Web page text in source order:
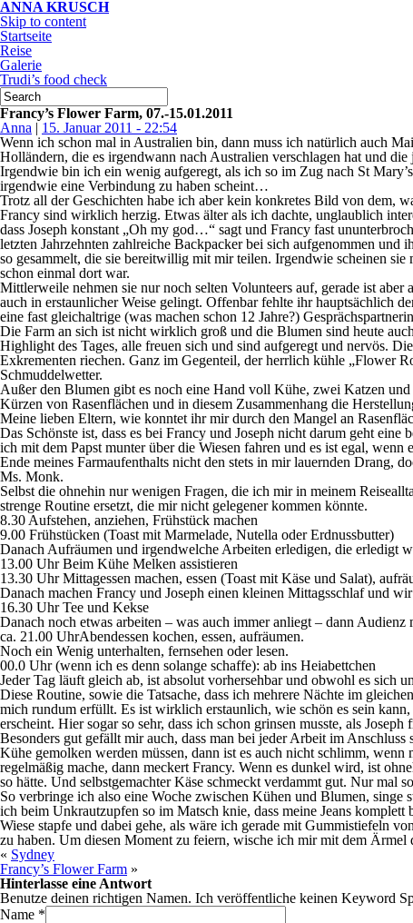
ANNA KRUSCH
Skip to content
Startseite
Reise
Galerie
Trudi’s food check
Francy’s Flower Farm, 07.-15.01.2011
Anna | 15. Januar 2011 - 22:54
Wenn ich schon mal in Australien bin, dann muss ich natürlich auch
Holländern, die es irgendwann nach Australien verschlagen hat und
Irgendwie bin ich ein wenig aufgeregt, als ich so im Zug nach St
irgendwie eine Verbindung zu haben scheint…
Trotz all der Geschichten habe ich aber kein konkretes Bild von dem,
Francy sind wirklich herzig. Etwas älter als ich dachte, unglaublich
dass Joseph konstant „Oh my god…“ sagt und Francy fast
letzten Jahrzehnten zahlreiche Backpacker bei sich aufgenommen
so gesammelt, die sie bereitwillig mit mir teilen. Irgendwie scheinen
schon einmal dort war.
Mittlerweile nehmen sie nur noch selten Volunteers auf, gerade ist
auch in erstaunlicher Weise gelingt. Offenbar fehlte ihr hauptsächlich
eine fast gleichaltrige (was machen schon 12 Jahre?)
Die Farm an sich ist nicht wirklich groß und die Blumen sind heute
Highlight des Tages, alle freuen sich und sind aufgeregt und nervös.
Exkrementen riechen. Ganz im Gegenteil, der herrlich kühle „Flower
Schmuddelwetter.
Außer den Blumen gibt es noch eine Hand voll Kühe, zwei Katzen
Kürzen von Rasenflächen und in diesem Zusammenhang die
Meine lieben Eltern, wie konntet ihr mir durch den Mangel an
Das Schönste ist, dass es bei Francy und Joseph nicht darum geht
ich mit dem Papst munter über die Wiesen fahren und es ist egal,
Ende meines Farmaufenthalts nicht den stets in mir lauernden Drang,
Ms. Monk.
Selbst die ohnehin nur wenigen Fragen, die ich mir in meinem
strenge Routine ersetzt, die mir nicht gelegener kommen könnte.
8.30 Aufstehen, anziehen, Frühstück machen
9.00 Frühstücken (Toast mit Marmelade, Nutella oder Erdnussbutter)
Danach Aufräumen und irgendwelche Arbeiten erledigen, die erledigt
13.00 Uhr Beim Kühe Melken assistieren
13.30 Uhr Mittagessen machen, essen (Toast mit Käse und Salat),
Danach machen Francy und Joseph einen kleinen Mittagsschlaf und
16.30 Uhr Tee und Kekse
Danach noch etwas arbeiten – was auch immer anliegt – dann
ca. 21.00 UhrAbendessen kochen, essen, aufräumen.
Noch ein Wenig unterhalten, fernsehen oder lesen.
00.0 Uhr (wenn ich es denn solange schaffe): ab ins Heiabettchen
Jeder Tag läuft gleich ab, ist absolut vorhersehbar und obwohl es sich
Diese Routine, sowie die Tatsache, dass ich mehrere Nächte im
mich rundum erfüllt. Es ist wirklich erstaunlich, wie schön es sein
erscheint. Hier sogar so sehr, dass ich schon grinsen musste, als
Besonders gut gefällt mir auch, dass man bei jeder Arbeit im
Kühe gemolken werden müssen, dann ist es auch nicht schlimm,
regelmäßig mache, dann meckert Francy. Wenn es dunkel wird, ist
so hätte. Und selbstgemachter Käse schmeckt verdammt gut. Nur mal
So verbringe ich also eine Woche zwischen Kühen und Blumen,
ich beim Unkrautzupfen so im Matsch knie, dass meine Jeans
Wiese stapfe und dabei gehe, als wäre ich gerade mit Gummistiefeln
zu haben. Um diesen Moment zu feiern, wische ich mir mit dem
« Sydney
Francy’s Flower Farm »
Hinterlasse eine Antwort
Benutze deinen richtigen Namen. Ich veröffentliche keinen Keyword
Name *